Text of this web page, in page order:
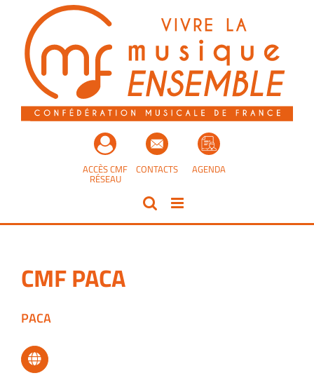
contenu
AGENDA
CONTACTS
ACCÈS CMF
RÉSEAU
CMF PACA
PACA